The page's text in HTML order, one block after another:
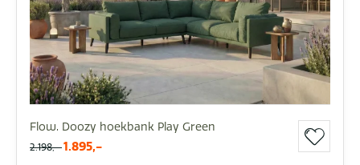
Flow. Doozy hoekbank Play Green
2.198,- 1.895,-